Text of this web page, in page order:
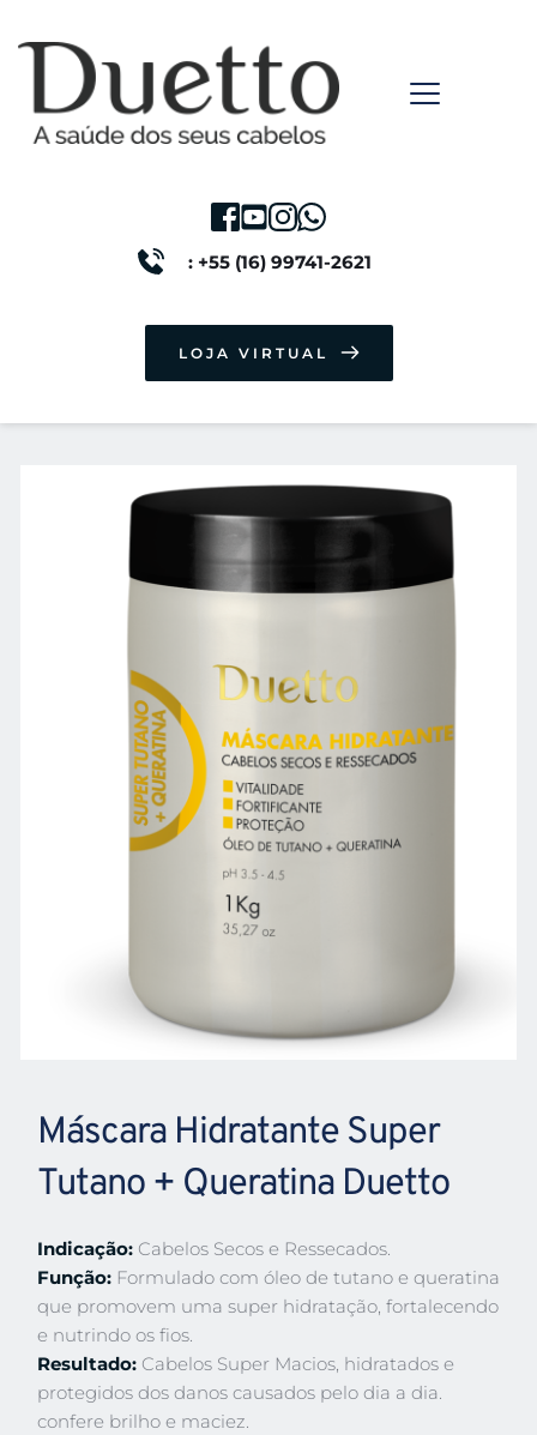
: +55 (16) 99741-2621
LOJA VIRTUAL
Máscara Hidratante Super
Tutano + Queratina Duetto
Indicação: Cabelos Secos e Ressecados.
Função: Formulado com óleo de tutano e queratina
que promovem uma super hidratação, fortalecendo
e nutrindo os fios.
Resultado: Cabelos Super Macios, hidratados e
protegidos dos danos causados pelo dia a dia.
confere brilho e maciez.